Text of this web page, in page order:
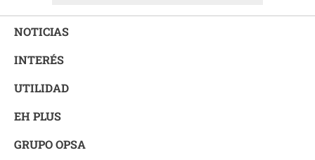
NOTICIAS
INTERÉS
UTILIDAD
EH PLUS
GRUPO OPSA